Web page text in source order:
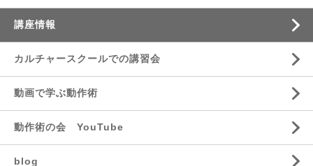
講座情報
カルチャースクールでの講習会
動画で学ぶ動作術
動作術の会 YouTube
blog